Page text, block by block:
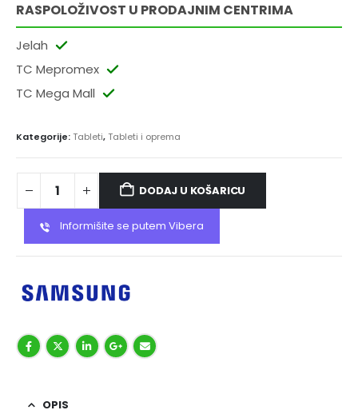
RASPOLOŽIVOST U PRODAJNIM CENTRIMA
Jelah
TC Mepromex
TC Mega Mall
Kategorije:Tableti,Tableti i oprema
DODAJ U KOŠARICU
Informišite se putem Vibera
OPIS